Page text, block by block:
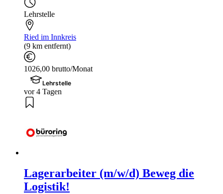
Lehrstelle
Ried im Innkreis
(9 km entfernt)
1026,00 brutto/Monat
Lehrstelle
vor 4 Tagen
Lagerarbeiter (m/w/d) Beweg die
Logistik!